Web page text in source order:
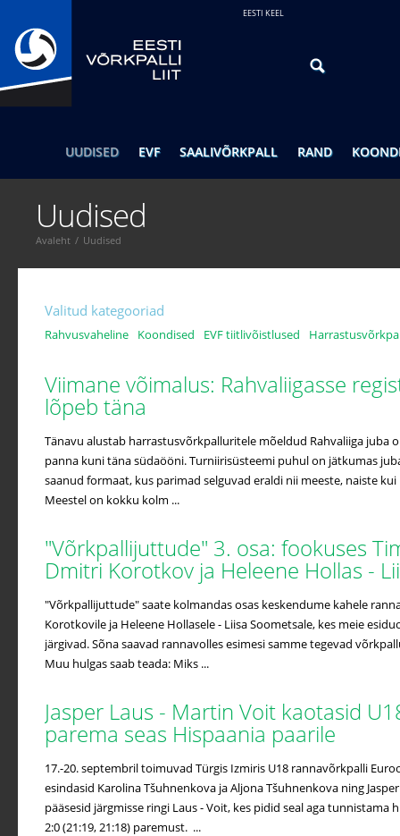
EESTI KEEL
UUDISED EVF SAALIVÕRKPALL RAND
Valitud kategooriad
Rahvusvaheline Koondised EVF tiitlivõistlused
Viimane võimalus: Rahvaliigasse
lõpeb täna
Tänavu alustab harrastusvõrkpalluritele mõeldud Rahvaliiga juba
panna kuni täna südaööni. Turniirisüsteemi puhul on jätkumas
saanud formaat, kus parimad selguvad eraldi nii meeste, naiste
Meestel on kokku kolm ...
"Võrkpallijuttude" 3. osa: fookuses
Dmitri Korotkov ja Heleene Hollas -
"Võrkpallijuttude" saate kolmandas osas keskendume kahele
Korotkovile ja Heleene Hollasele - Liisa Soometsale, kes meie
järgivad. Sõna saavad rannavolles esimesi samme tegevad
Muu hulgas saab teada: Miks ...
Jasper Laus - Martin Voit kaotasid
parema seas Hispaania paarile
17.-20. septembril toimuvad Türgis Izmiris U18 rannavõrkpalli
esindasid Karolina Tšuhnenkova ja Aljona Tšuhnenkova ning
pääsesid järgmisse ringi Laus - Voit, kes pidid seal aga tunnistama
2:0 (21:19, 21:18) paremust. ...
Uudised
Avaleht / Uudised